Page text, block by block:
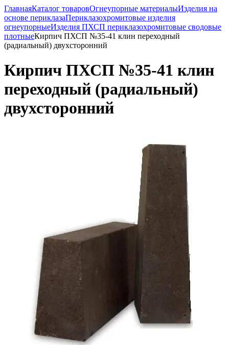
ГлавнаяКаталог товаровОгнеупорные материалыИзделия на
основе периклазаПериклазохромитовые изделия
огнеупорныеИзделия ПХСП периклазохромитовые сводовые
плотныеКирпич ПХСП №35-41 клин переходный
(радиальный) двухсторонний
Кирпич ПХСП №35-41 клин
переходный (радиальный)
двухсторонний